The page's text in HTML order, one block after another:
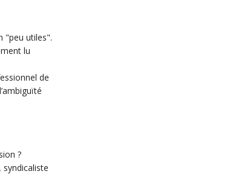
"peu utiles".
lu
de
?